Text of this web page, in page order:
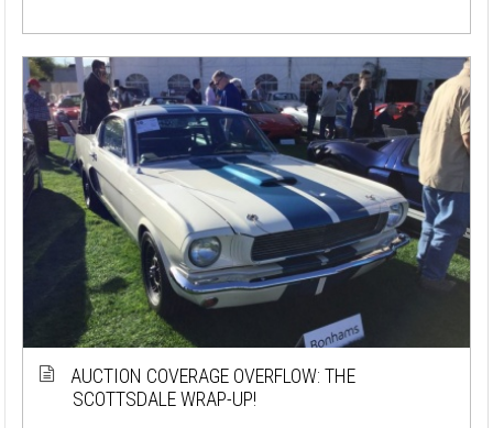
AUCTION COVERAGE OVERFLOW: THE
SCOTTSDALE WRAP-UP!